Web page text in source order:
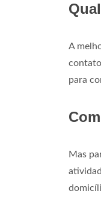
A
para
Mas